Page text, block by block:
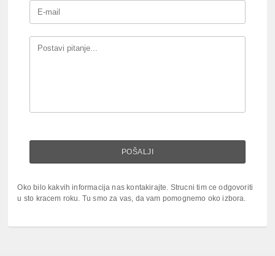
Oko bilo kakvih informacija nas kontakirajte. Strucni tim ce odgovoriti
u sto kracem roku. Tu smo za vas, da vam pomognemo oko izbora.